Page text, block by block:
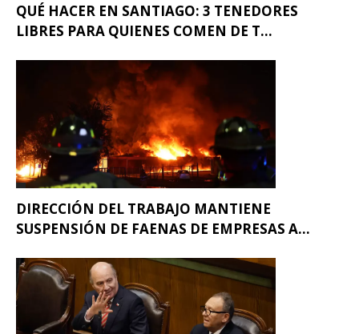
QUÉ HACER EN SANTIAGO: 3 TENEDORES
LIBRES PARA QUIENES COMEN DE T...
DIRECCIÓN DEL TRABAJO MANTIENE
SUSPENSIÓN DE FAENAS DE EMPRESAS A...